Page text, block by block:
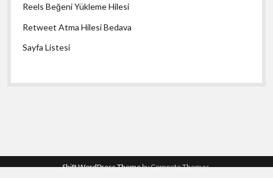
Reels Beğeni Yükleme Hilesi
Retweet Atma Hilesi Bedava
Sayfa Listesi
Shift WordPress Themeby Compete Themes.